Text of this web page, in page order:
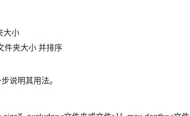
大小
件夹大小 并排序
说明其用法。